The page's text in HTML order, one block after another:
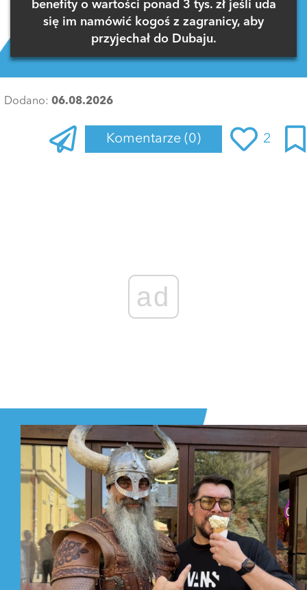
benefity o wartości ponad 3 tys. zł jeśli uda
się im namówić kogoś z zagranicy, aby
przyjechał do Dubaju.
Dodano: 06.08.2026
Komentarze (0) 2
ad